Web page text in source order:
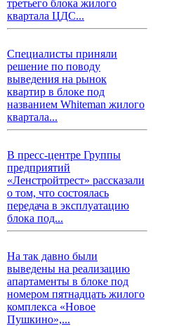
третьего блока жилого
квартала ЦДС...
Специалисты приняли
решение по поводу
выведения на рынок
квартир в блоке под
названием Whiteman жилого
квартала...
В пресс-центре Группы
предприятий
«Ленстройтрест» рассказали
о том, что состоялась
передача в эксплуатацию
блока под...
На так давно были
выведены на реализацию
апартаменты в блоке под
номером пятнадцать жилого
комплекса «Новое
Пушкино»,...